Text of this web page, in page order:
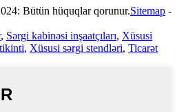
Bütün hüquqlar qorunur.Sitemap -
, Sərgi kabinəsi inşaatçıları, Xüsusi
, Xüsusi sərgi stendləri, Ticarət